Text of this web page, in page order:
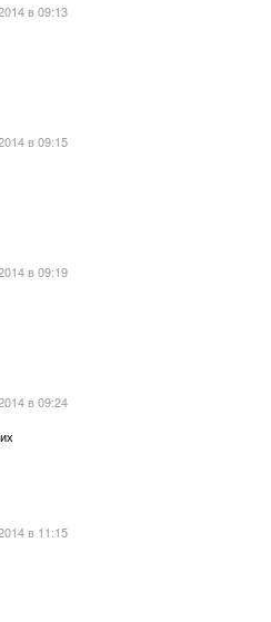
в 09:13
в 09:15
в 09:19
в 09:24
в 11:15